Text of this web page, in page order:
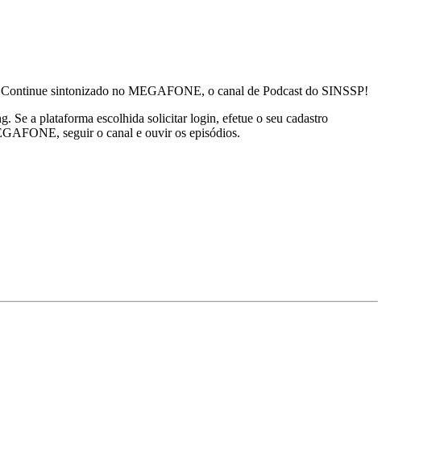
sintonizado no MEGAFONE, o canal de Podcast do SINSSP!
a plataforma escolhida solicitar login, efetue o seu cadastro
seguir o canal e ouvir os episódios.